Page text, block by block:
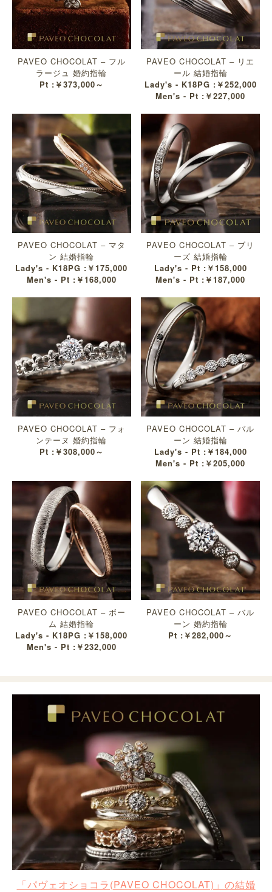
PAVEO CHOCOLAT – フル
ラージュ 婚約指輪
Pt :￥373,000～
PAVEO CHOCOLAT – リエ
ール 結婚指輪
Lady's - K18PG :￥252,000
Men's - Pt :￥227,000
PAVEO CHOCOLAT – マタ
ン 結婚指輪
Lady's - K18PG :￥175,000
Men's - Pt :￥168,000
PAVEO CHOCOLAT – ブリ
ーズ 結婚指輪
Lady's - Pt :￥158,000
Men's - Pt :￥187,000
PAVEO CHOCOLAT – フォ
ンテーヌ 婚約指輪
Pt :￥308,000～
PAVEO CHOCOLAT – バル
ーン 結婚指輪
Lady's - Pt :￥184,000
Men's - Pt :￥205,000
PAVEO CHOCOLAT – ボー
ム 結婚指輪
Lady's - K18PG :￥158,000
Men's - Pt :￥232,000
PAVEO CHOCOLAT – バル
ーン 婚約指輪
Pt :￥282,000～
「パヴェオショコラ(PAVEO CHOCOLAT)」の結婚